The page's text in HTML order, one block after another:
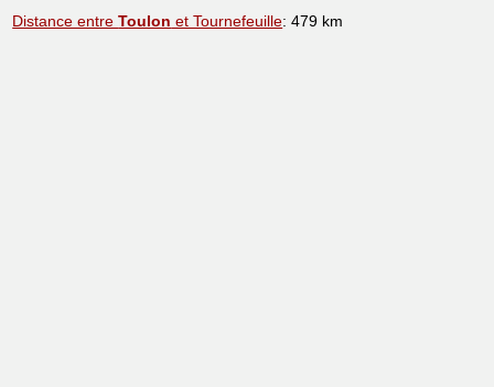
Distance entreToulon et Tournefeuille: 479 km